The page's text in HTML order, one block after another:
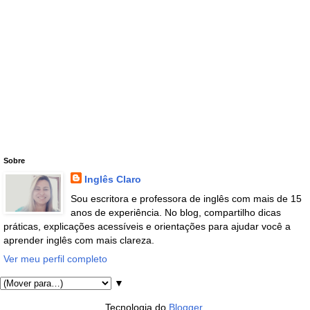
Sobre
Inglês Claro
Sou escritora e professora de inglês com mais de 15
anos de experiência. No blog, compartilho dicas
práticas, explicações acessíveis e orientações para ajudar você a
aprender inglês com mais clareza.
Ver meu perfil completo
▼
Tecnologia do Blogger.